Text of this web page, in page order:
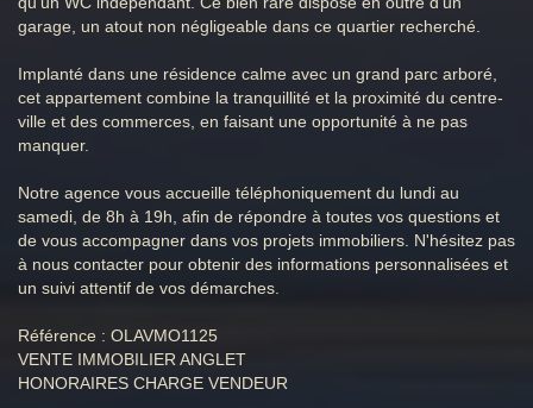
garage, un atout non négligeable dans ce quartier recherché.
Implanté dans une résidence calme avec un grand parc arboré,
cet appartement combine la tranquillité et la proximité du centre-
ville et des commerces, en faisant une opportunité à ne pas
manquer.
Notre agence vous accueille téléphoniquement du lundi au
samedi, de 8h à 19h, afin de répondre à toutes vos questions et
de vous accompagner dans vos projets immobiliers. N'hésitez pas
à nous contacter pour obtenir des informations personnalisées et
un suivi attentif de vos démarches.
Référence : OLAVMO1125
VENTE IMMOBILIER ANGLET
HONORAIRES CHARGE VENDEUR